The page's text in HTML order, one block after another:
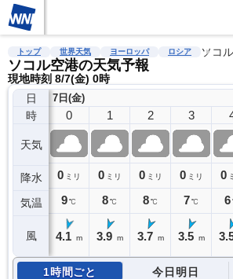
雨雲レーダー 台風情報 地震情報 警報・
トップ 世界天気 ヨーロッパ ロシア ソコ
ソコル空港の天気予報
現地時刻 8/7(金) 0時
日
時
天気
降水
気温
風
7日(金)
0
0 ミリ
9℃
4.1 m
1
0 ミリ
8℃
3.9 m
2
0 ミリ
8℃
3.7 m
3
0 ミリ
7℃
3.5 m
0
6
1時間ごと 今日明日